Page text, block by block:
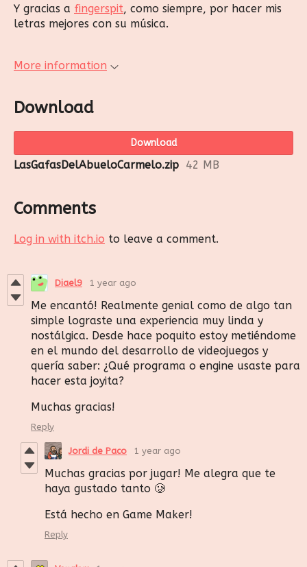
Y gracias a fingerspit, como siempre, por hacer mis
letras mejores con su música.
More information
Download
Download
LasGafasDelAbueloCarmelo.zip 42 MB
Comments
Log in with itch.io to leave a comment.
Diael9 1 year ago
Me encantó! Realmente genial como de algo tan
simple lograste una experiencia muy linda y
nostálgica. Desde hace poquito estoy metiéndome
en el mundo del desarrollo de videojuegos y
quería saber: ¿Qué programa o engine usaste para
hacer esta joyita?
Muchas gracias!
Reply
Jordi de Paco 1 year ago
Muchas gracias por jugar! Me alegra que te
haya gustado tanto 🥲
Está hecho en Game Maker!
Reply